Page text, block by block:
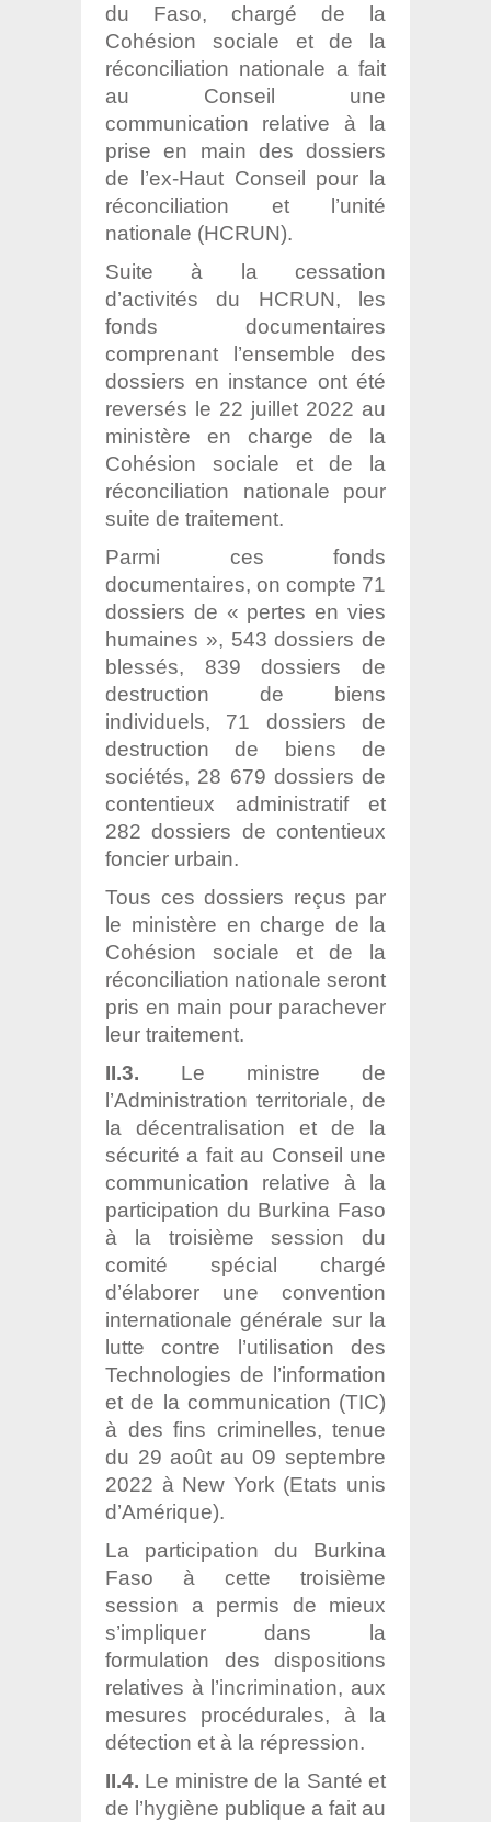
du Faso, chargé de la
Cohésion sociale et de la
réconciliation nationale a fait
au Conseil une
communication relative à la
prise en main des dossiers
de l’ex-Haut Conseil pour la
réconciliation et l’unité
nationale (HCRUN).
Suite à la cessation
d’activités du HCRUN, les
fonds documentaires
comprenant l’ensemble des
dossiers en instance ont été
reversés le 22 juillet 2022 au
ministère en charge de la
Cohésion sociale et de la
réconciliation nationale pour
suite de traitement.
Parmi ces fonds
documentaires, on compte 71
dossiers de « pertes en vies
humaines », 543 dossiers de
blessés, 839 dossiers de
destruction de biens
individuels, 71 dossiers de
destruction de biens de
sociétés, 28 679 dossiers de
contentieux administratif et
282 dossiers de contentieux
foncier urbain.
Tous ces dossiers reçus par
le ministère en charge de la
Cohésion sociale et de la
réconciliation nationale seront
pris en main pour parachever
leur traitement.
II.3. Le ministre de
l’Administration territoriale, de
la décentralisation et de la
sécurité a fait au Conseil une
communication relative à la
participation du Burkina Faso
à la troisième session du
comité spécial chargé
d’élaborer une convention
internationale générale sur la
lutte contre l’utilisation des
Technologies de l’information
et de la communication (TIC)
à des fins criminelles, tenue
du 29 août au 09 septembre
2022 à New York (Etats unis
d’Amérique).
La participation du Burkina
Faso à cette troisième
session a permis de mieux
s’impliquer dans la
formulation des dispositions
relatives à l’incrimination, aux
mesures procédurales, à la
détection et à la répression.
II.4. Le ministre de la Santé et
de l’hygiène publique a fait au